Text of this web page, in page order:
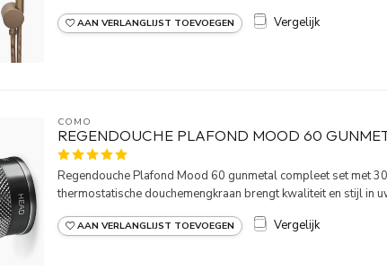
AAN VERLANGLIJST TOEVOEGEN Vergelijk
COMO
REGENDOUCHE PLAFOND MOOD 60
Regendouche Plafond Mood 60 gunmetal compleet set met
thermostatische douchemengkraan brengt kwaliteit en stijl in
AAN VERLANGLIJST TOEVOEGEN Vergelijk